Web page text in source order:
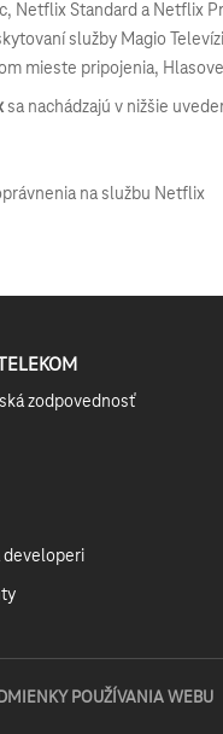
Netflix Standard a
služby Magio
mieste pripojenia,
sa nachádzajú v nižšie
na službu Netflix
zodpovednosť
developeri
POUŽÍVANIA WEBU